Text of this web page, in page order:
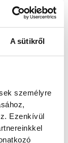
A sütikről
személyre
Ezenkívül
évi BEK-
a magyar
olimpiai
a
előzte
pedig a
vissza